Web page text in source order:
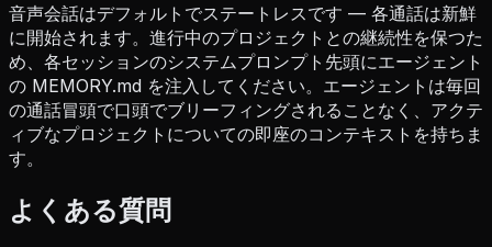
音声会話はデフォルトでステートレスです — 各通話は新鮮
に開始されます。進行中のプロジェクトとの継続性を保つた
め、各セッションのシステムプロンプト先頭にエージェント
の MEMORY.md を注入してください。エージェントは毎回
の通話冒頭で口頭でブリーフィングされることなく、アクテ
ィブなプロジェクトについての即座のコンテキストを持ちま
す。
よくある質問